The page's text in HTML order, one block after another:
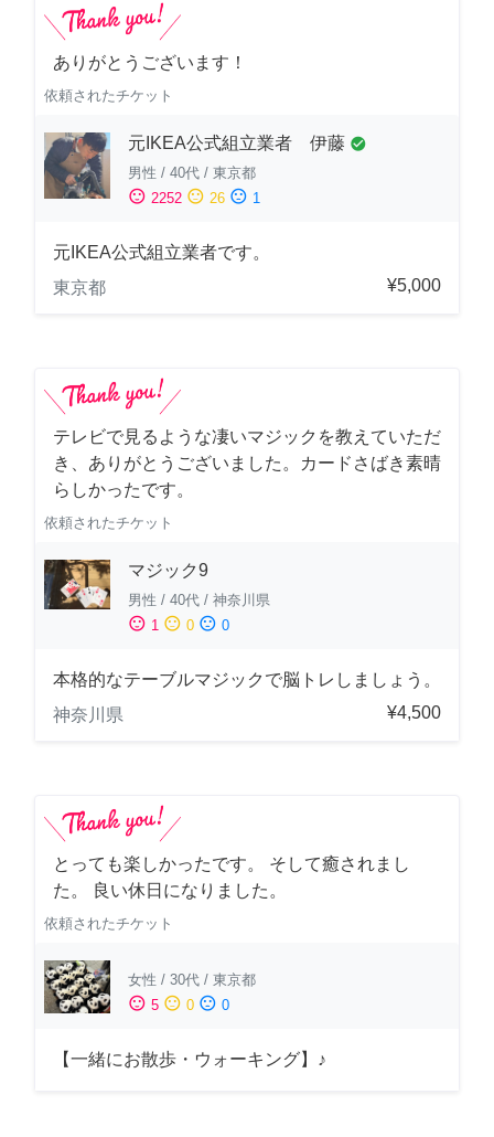
ありがとうございます！
依頼されたチケット
元IKEA公式組立業者 伊藤 check_circle
男性 / 40代 / 東京都
sentiment_satisfied 2252 sentiment_neutral 26 sentiment_dissatisfied 1
元IKEA公式組立業者です。
東京都
¥5,000
テレビで見るような凄いマジックを教えていただ
き、ありがとうございました。カードさばき素晴
らしかったです。
依頼されたチケット
マジック9
男性 / 40代 / 神奈川県
sentiment_satisfied 1 sentiment_neutral 0 sentiment_dissatisfied 0
本格的なテーブルマジックで脳トレしましょう。
神奈川県
¥4,500
とっても楽しかったです。 そして癒されまし
た。 良い休日になりました。
依頼されたチケット
女性 / 30代 / 東京都
sentiment_satisfied 5 sentiment_neutral 0 sentiment_dissatisfied 0
【一緒にお散歩・ウォーキング】♪